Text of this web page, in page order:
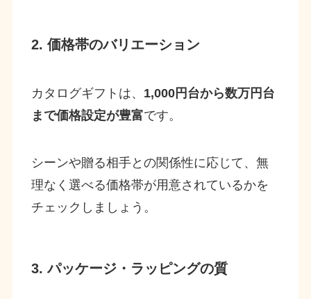
2. 価格帯のバリエーション
カタログギフトは、 1,000円台から数万円台
まで価格設定が豊富です。
シーンや贈る相手との関係性に応じて、無
理なく選べる価格帯が用意されているかを
チェックしましょう。
3. パッケージ・ラッピングの質